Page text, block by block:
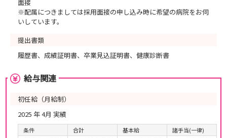
面接
※配属につきましては採用面接の申し込み時に希望の病院をお伺
いしています。
提出書類
履歴書、成績証明書、卒業見込証明書、健康診断書
給与関連
初任給（月給制）
2025 年 4月 実績
条件 合計 基本給
諸手当(一律)